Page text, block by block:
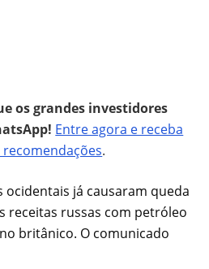
os grandes investidores
Entre agora e receba
.
ocidentais já causaram queda
receitas russas com petróleo
britânico. O comunicado